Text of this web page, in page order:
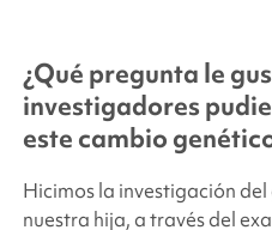
¿Qué pregunta le
investigadores
este cambio
Hicimos la investigación
nuestra hija, a través del